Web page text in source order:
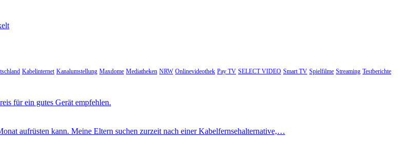
Kabelinternet Kanalumstellung Maxdome Mediatheken NRW Onlinevideothek Pay TV SELECT VIDEO Smart TV Spielfilme Streaming Testberichte
für ein gutes Gerät empfehlen.
aufrüsten kann. Meine Eltern suchen zurzeit nach einer Kabelfernsehalternative,…